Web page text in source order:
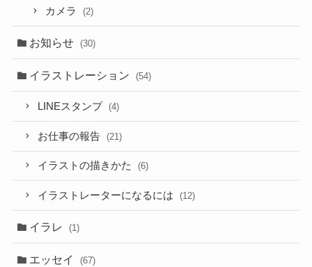
カメラ (2)
お知らせ (30)
イラストレーション (54)
LINEスタンプ (4)
お仕事の報告 (21)
イラストの描きかた (6)
イラストレーターになるには (12)
イラレ (1)
エッセイ (67)